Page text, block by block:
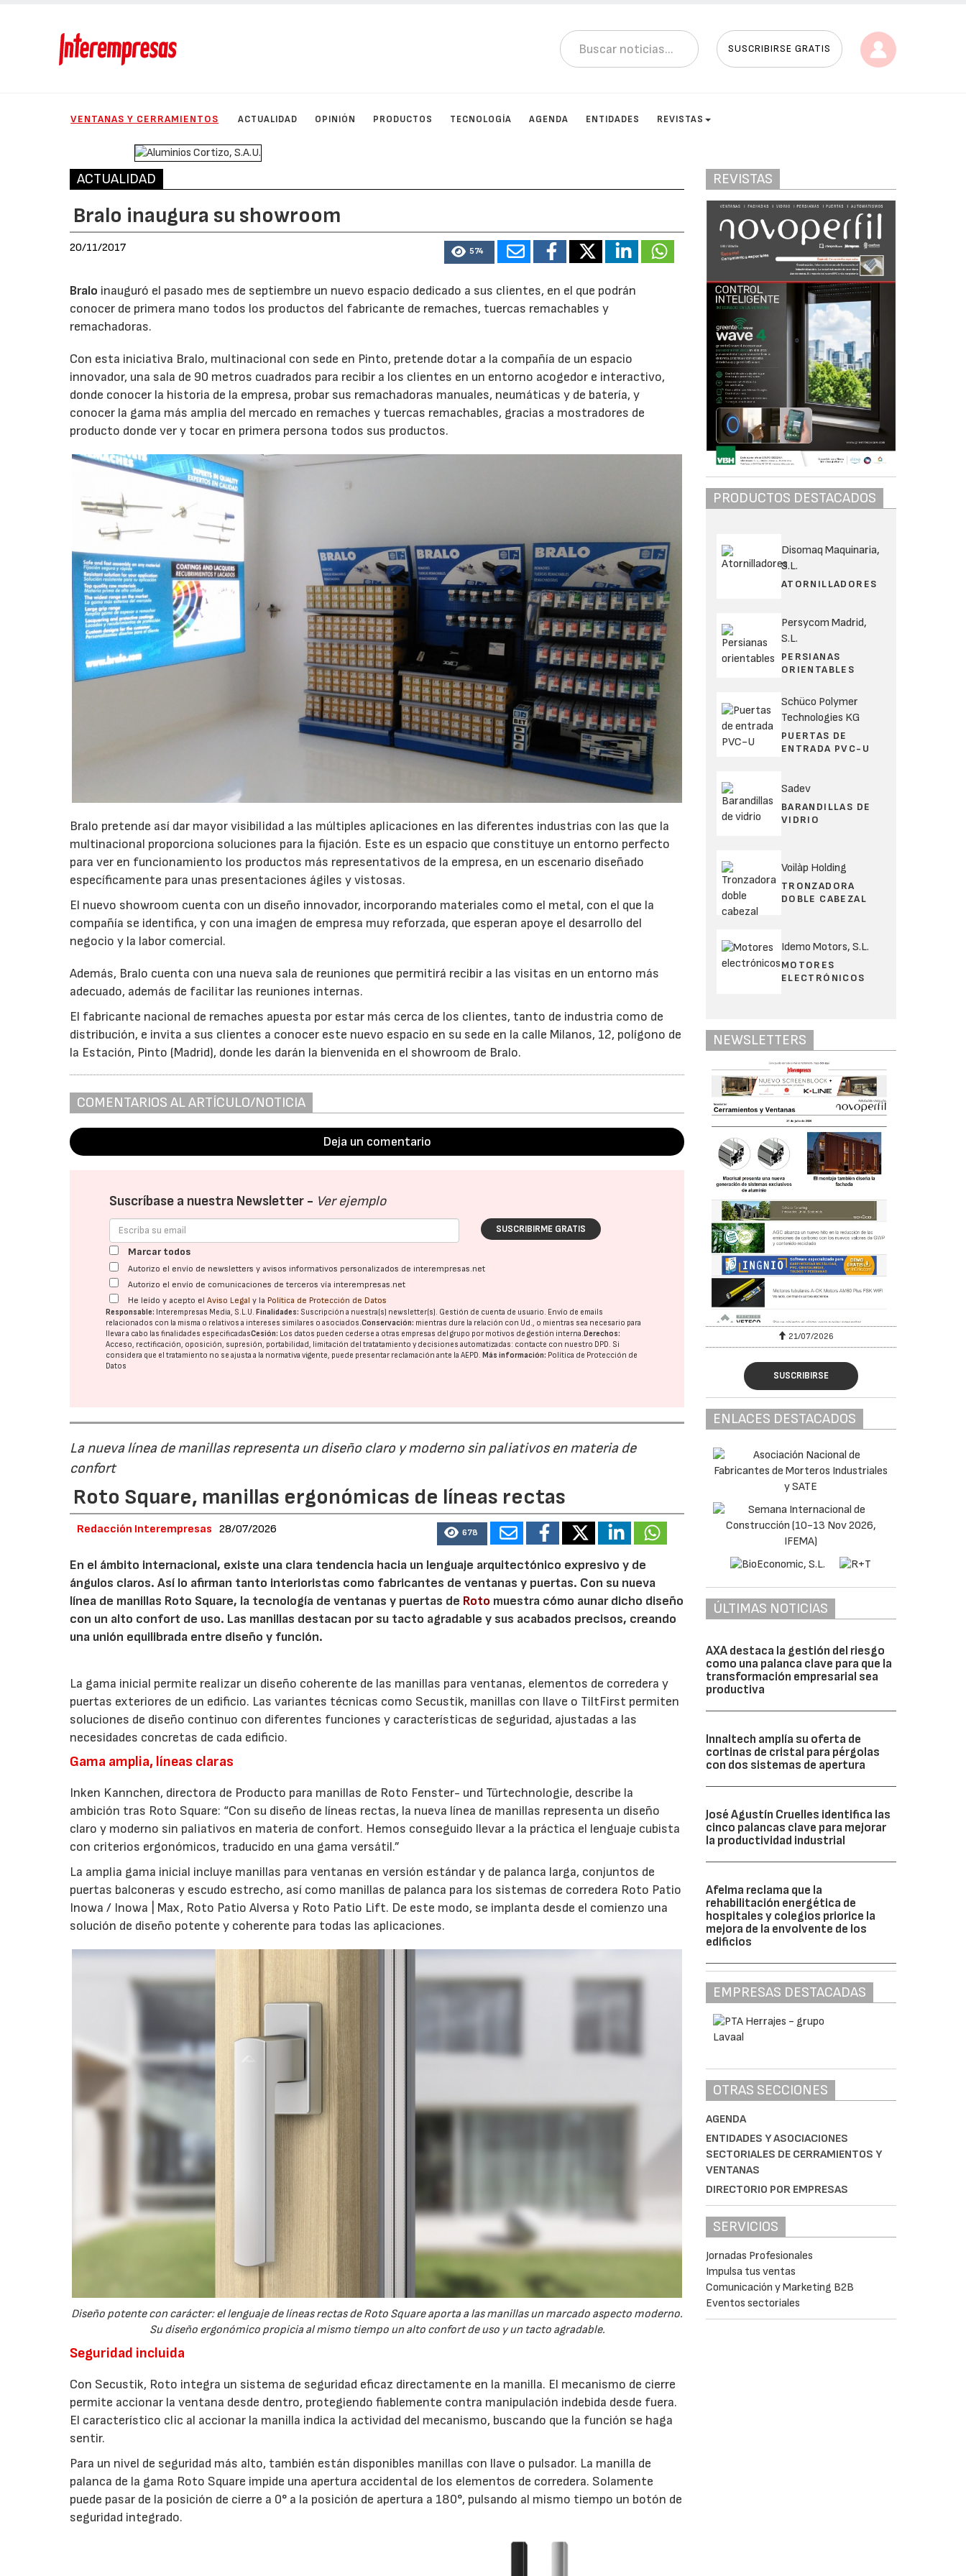
SUSCRIBIRSE GRATIS
VENTANAS Y CERRAMIENTOS ACTUALIDAD OPINIÓN PRODUCTOS TECNOLOGÍA AGENDA ENTIDADES REVISTAS
ACTUALIDAD
Bralo inaugura su showroom
20/11/2017 574
Bralo inauguró el pasado mes de septiembre un nuevo espacio dedicado a sus clientes, en el que podrán
conocer de primera mano todos los productos del fabricante de remaches, tuercas remachables y
remachadoras.
Con esta iniciativa Bralo, multinacional con sede en Pinto, pretende dotar a la compañía de un espacio
innovador, una sala de 90 metros cuadrados para recibir a los clientes en un entorno acogedor e interactivo,
donde conocer la historia de la empresa, probar sus remachadoras manuales, neumáticas y de batería, y
conocer la gama más amplia del mercado en remaches y tuercas remachables, gracias a mostradores de
producto donde ver y tocar en primera persona todos sus productos.
Bralo pretende así dar mayor visibilidad a las múltiples aplicaciones en las diferentes industrias con las que la
multinacional proporciona soluciones para la fijación. Este es un espacio que constituye un entorno perfecto
para ver en funcionamiento los productos más representativos de la empresa, en un escenario diseñado
específicamente para unas presentaciones ágiles y vistosas.
El nuevo showroom cuenta con un diseño innovador, incorporando materiales como el metal, con el que la
compañía se identifica, y con una imagen de empresa muy reforzada, que esperan apoye el desarrollo del
negocio y la labor comercial.
Además, Bralo cuenta con una nueva sala de reuniones que permitirá recibir a las visitas en un entorno más
adecuado, además de facilitar las reuniones internas.
El fabricante nacional de remaches apuesta por estar más cerca de los clientes, tanto de industria como de
distribución, e invita a sus clientes a conocer este nuevo espacio en su sede en la calle Milanos, 12, polígono de
la Estación, Pinto (Madrid), donde les darán la bienvenida en el showroom de Bralo.
COMENTARIOS AL ARTÍCULO/NOTICIA
Deja un comentario
Suscríbase a nuestra Newsletter - Ver ejemplo
SUSCRIBIRME GRATIS
Marcar todos
Autorizo el envío de newsletters y avisos informativos personalizados de interempresas.net
Autorizo el envío de comunicaciones de terceros vía interempresas.net
He leído y acepto elAviso Legal y la Política de Protección de Datos
Responsable: Interempresas Media, S.L.U.Finalidades: Suscripción a nuestra(s) newsletter(s). Gestión de cuenta de usuario. Envío de emails
relacionados con la misma o relativos a intereses similares o asociados.Conservación: mientras dure la relación con Ud., o mientras sea necesario para
llevar a cabo las finalidades especificadasCesión: Los datos pueden cederse a otras empresas del grupo por motivos de gestión interna.Derechos:
Acceso, rectificación, oposición, supresión, portabilidad, limitación del tratatamiento y decisiones automatizadas: contacte con nuestro DPD. Si
considera que el tratamiento no se ajusta a la normativa vigente, puede presentar reclamación ante laAEPD.Más información: Política de Protección de
Datos
La nueva línea de manillas representa un diseño claro y moderno sin paliativos en materia de
confort
Roto Square, manillas ergonómicas de líneas rectas
Redacción Interempresas 28/07/2026 678
En el ámbito internacional, existe una clara tendencia hacia un lenguaje arquitectónico expresivo y de
ángulos claros. Así lo afirman tanto interioristas como fabricantes de ventanas y puertas. Con su nueva
línea de manillas Roto Square, la tecnología de ventanas y puertas de Roto muestra cómo aunar dicho diseño
con un alto confort de uso. Las manillas destacan por su tacto agradable y sus acabados precisos, creando
una unión equilibrada entre diseño y función.
La gama inicial permite realizar un diseño coherente de las manillas para ventanas, elementos de corredera y
puertas exteriores de un edificio. Las variantes técnicas como Secustik, manillas con llave o TiltFirst permiten
soluciones de diseño continuo con diferentes funciones y características de seguridad, ajustadas a las
necesidades concretas de cada edificio.
Gama amplia, líneas claras
Inken Kannchen, directora de Producto para manillas de Roto Fenster- und Türtechnologie, describe la
ambición tras Roto Square: “Con su diseño de líneas rectas, la nueva línea de manillas representa un diseño
claro y moderno sin paliativos en materia de confort. Hemos conseguido llevar a la práctica el lenguaje cubista
con criterios ergonómicos, traducido en una gama versátil.”
La amplia gama inicial incluye manillas para ventanas en versión estándar y de palanca larga, conjuntos de
puertas balconeras y escudo estrecho, así como manillas de palanca para los sistemas de corredera Roto Patio
Inowa / Inowa | Max, Roto Patio Alversa y Roto Patio Lift. De este modo, se implanta desde el comienzo una
solución de diseño potente y coherente para todas las aplicaciones.
Diseño potente con carácter: el lenguaje de líneas rectas de Roto Square aporta a las manillas un marcado aspecto moderno.
Su diseño ergonómico propicia al mismo tiempo un alto confort de uso y un tacto agradable.
Seguridad incluida
Con Secustik, Roto integra un sistema de seguridad eficaz directamente en la manilla. El mecanismo de cierre
permite accionar la ventana desde dentro, protegiendo fiablemente contra manipulación indebida desde fuera.
El característico clic al accionar la manilla indica la actividad del mecanismo, buscando que la función se haga
sentir.
Para un nivel de seguridad más alto, también están disponibles manillas con llave o pulsador. La manilla de
palanca de la gama Roto Square impide una apertura accidental de los elementos de corredera. Solamente
puede pasar de la posición de cierre a 0° a la posición de apertura a 180°, pulsando al mismo tiempo un botón de
seguridad integrado.
REVISTAS
PRODUCTOS DESTACADOS
Disomaq Maquinaria,
S.L.
ATORNILLADORES
Persycom Madrid,
S.L.
PERSIANAS
ORIENTABLES
Schüco Polymer
Technologies KG
PUERTAS DE
ENTRADA PVC-U
Sadev
BARANDILLAS DE
VIDRIO
Voilàp Holding
TRONZADORA
DOBLE CABEZAL
Idemo Motors, S.L.
MOTORES
ELECTRÓNICOS
NEWSLETTERS
21/07/2026 28/07/2026 21/07/2026
SUSCRIBIRSE
ENLACES DESTACADOS
ÚLTIMAS NOTICIAS
AXA destaca la gestión del riesgo
como una palanca clave para que la
transformación empresarial sea
productiva
Innaltech amplía su oferta de
cortinas de cristal para pérgolas
con dos sistemas de apertura
José Agustín Cruelles identifica las
cinco palancas clave para mejorar
la productividad industrial
Afelma reclama que la
rehabilitación energética de
hospitales y colegios priorice la
mejora de la envolvente de los
edificios
EMPRESAS DESTACADAS
OTRAS SECCIONES
AGENDA
ENTIDADES Y ASOCIACIONES
SECTORIALES DE CERRAMIENTOS Y
VENTANAS
DIRECTORIO POR EMPRESAS
SERVICIOS
Jornadas Profesionales
Impulsa tus ventas
Comunicación y Marketing B2B
Eventos sectoriales